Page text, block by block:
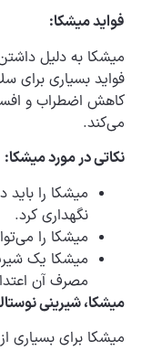
فواید میشکا:
میشکا به دلیل
فواید بسیاری برای
کاهش اضطراب و
می‌کند.
نکاتی در مورد میشکا:
میشکا را
نگهداری کرد.
میشکا را
میشکا یک
مصرف آن
میشکا، شیرینی
میشکا برای بسیاری